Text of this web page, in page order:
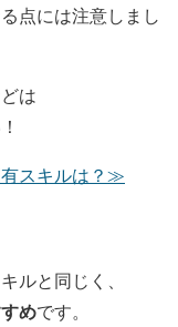
点には注意しまし
は
スキルは？≫
ルと同じく、
めです。